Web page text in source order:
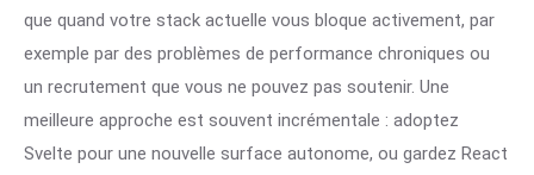
que quand votre stack actuelle vous bloque activement, par
exemple par des problèmes de performance chroniques ou
un recrutement que vous ne pouvez pas soutenir. Une
meilleure approche est souvent incrémentale : adoptez
Svelte pour une nouvelle surface autonome, ou gardez React